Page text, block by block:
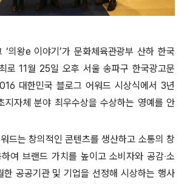
의왕e 이야기’가 문화체육관광부 산하 한국
로 11월 25일 오후 서울 송파구 한국광고문
대한민국 블로그 어워드 시상식에서 3년
지자체 분야 최우수상을 수상하는 영예를 안
드는 창의적인 콘텐츠를 생산하고 소통의 창
여 브랜드 가치를 높이고 소비자와 공감‧소
한 공공기관 및 기업을 선정해 시상하는 행사